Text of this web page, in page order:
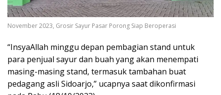
November 2023, Grosir Sayur Pasar Porong Siap Beroperasi
“InsyaAllah minggu depan pembagian stand untuk
para penjual sayur dan buah yang akan menempati
masing-masing stand, termasuk tambahan buat
pedagang asli Sidoarjo,” ucapnya saat dikonfirmasi